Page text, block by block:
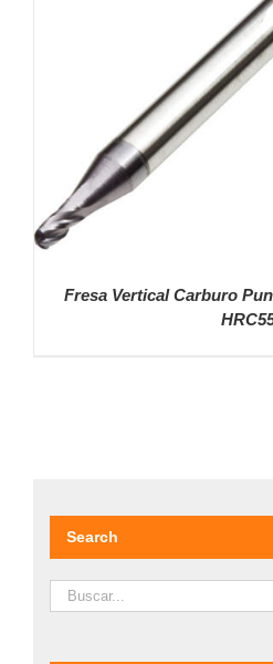
Fresa Vertical Carburo
Search